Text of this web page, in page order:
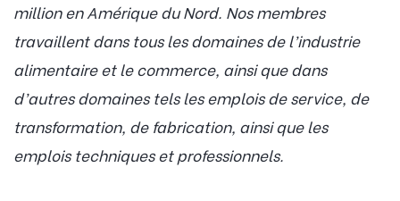
million en Amérique du Nord. Nos membres
travaillent dans tous les domaines de l’industrie
alimentaire et le commerce, ainsi que dans
d’autres domaines tels les emplois de service, de
transformation, de fabrication, ainsi que les
emplois techniques et professionnels.